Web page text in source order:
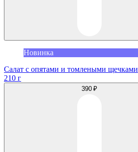
Новинка
Салат с опятами и томлеными щечками
210 г
390 ₽